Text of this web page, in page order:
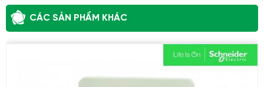
CÁC SẢN PHẨM KHÁC